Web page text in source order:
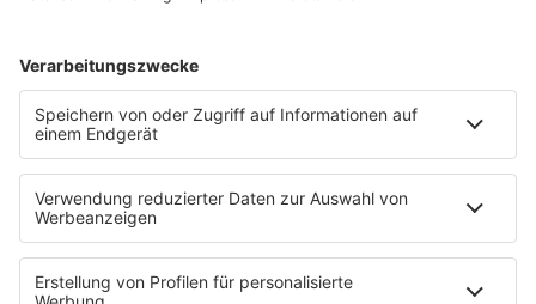
Ich hasse Sport
Sonntag Morgen
Strandbar
Putzfimmel
Deutschpop
Deutsche Liebeslieder
PODCASTS